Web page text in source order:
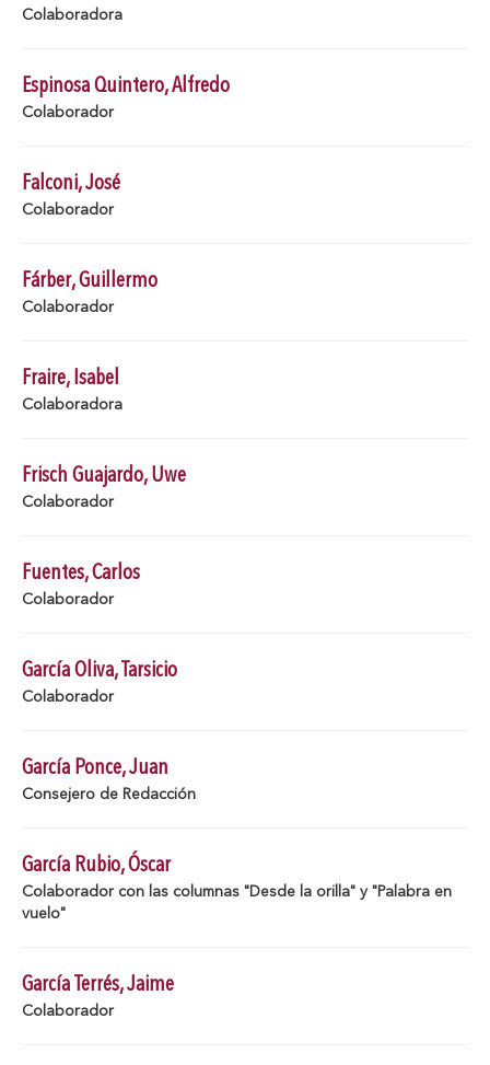
Colaboradora
Espinosa Quintero, Alfredo
Colaborador
Falconi, José
Colaborador
Fárber, Guillermo
Colaborador
Fraire, Isabel
Colaboradora
Frisch Guajardo, Uwe
Colaborador
Fuentes, Carlos
Colaborador
García Oliva, Tarsicio
Colaborador
García Ponce, Juan
Consejero de Redacción
García Rubio, Óscar
Colaborador con las columnas "Desde la orilla" y "Palabra en
vuelo"
García Terrés, Jaime
Colaborador